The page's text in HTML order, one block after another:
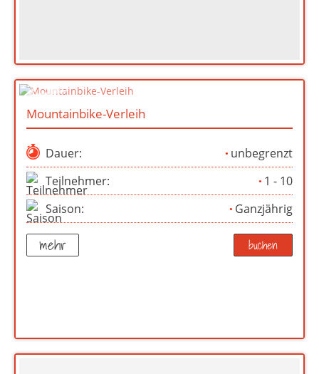
Mountainbike-Verleih
Dauer:
unbegrenzt
Teilnehmer:
1 - 10
Saison:
Ganzjährig
mehr buchen